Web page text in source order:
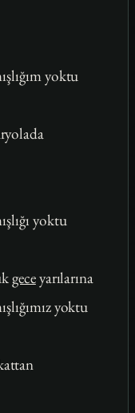
yoktu
yoktu
geceyarılarına
yoktu